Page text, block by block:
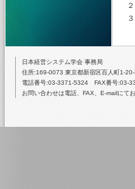
日本経営システム学会 事務局
住所:169-0073 東京都新宿区百人町1-
電話番号:03-3371-5324 FAX番号:03-
お問い合わせは電話、FAX、E-mailにて